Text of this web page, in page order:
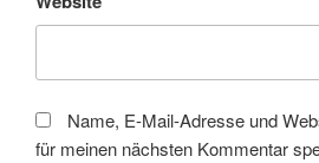
Name, E-Mail-Adresse und
für meinen nächsten Kommentar